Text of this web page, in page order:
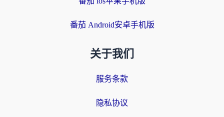
番茄 Android安卓手机版
关于我们
服务条款
隐私协议